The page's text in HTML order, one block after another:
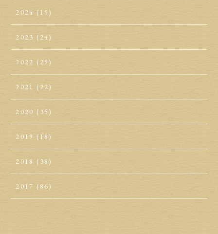
2024 (15)
2023 (24)
2022 (29)
2021 (22)
2020 (35)
2019 (18)
2018 (38)
2017 (86)